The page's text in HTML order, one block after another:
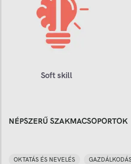
Soft skill
NÉPSZERŰ SZAKMACSOPORTOK
OKTATÁS ÉS NEVELÉS